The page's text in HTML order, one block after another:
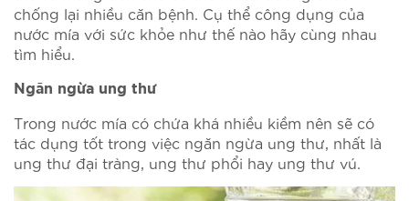
chống lại nhiều căn bệnh. Cụ thể công dụng của
nước mía với sức khỏe như thế nào hãy cùng nhau
tìm hiểu.
Ngăn ngừa ung thư
Trong nước mía có chứa khá nhiều kiềm nên sẽ có
tác dụng tốt trong việc ngăn ngừa ung thư, nhất là
ung thư đại tràng, ung thư phổi hay ung thư vú.